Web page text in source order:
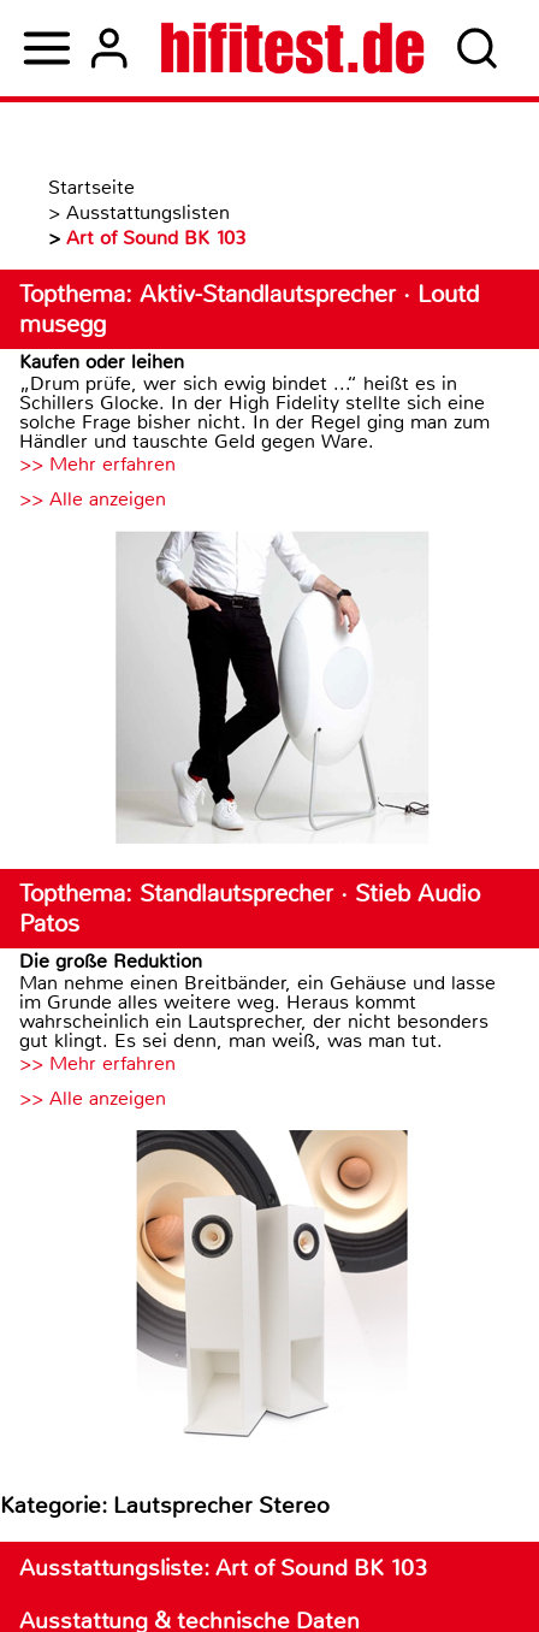
Startseite
> Ausstattungslisten
> Art of Sound BK 103
Topthema: Aktiv-Standlautsprecher · Loutd
musegg
Kaufen oder leihen
„Drum prüfe, wer sich ewig bindet ...“ heißt es in
Schillers Glocke. In der High Fidelity stellte sich eine
solche Frage bisher nicht. In der Regel ging man zum
Händler und tauschte Geld gegen Ware.
>> Mehr erfahren
>> Alle anzeigen
Topthema: Standlautsprecher · Stieb Audio
Patos
Die große Reduktion
Man nehme einen Breitbänder, ein Gehäuse und lasse
im Grunde alles weitere weg. Heraus kommt
wahrscheinlich ein Lautsprecher, der nicht besonders
gut klingt. Es sei denn, man weiß, was man tut.
>> Mehr erfahren
>> Alle anzeigen
Kategorie: Lautsprecher Stereo
Ausstattungsliste: Art of Sound BK 103
Ausstattung & technische Daten